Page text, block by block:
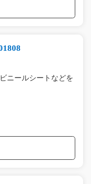
ニールシートなどを